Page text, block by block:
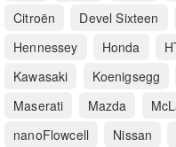
Citroën
Devel Sixteen
Hennessey
Honda
Kawasaki
Koenigsegg
Maserati
Mazda
nanoFlowcell
Nissan